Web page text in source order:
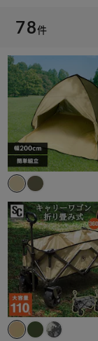
78件
※ご確認
カート